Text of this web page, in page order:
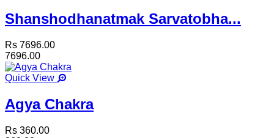
Shanshodhanatmak Sarvatobha...
Rs 7696.00
7696.00
Quick View
Agya Chakra
Rs 360.00